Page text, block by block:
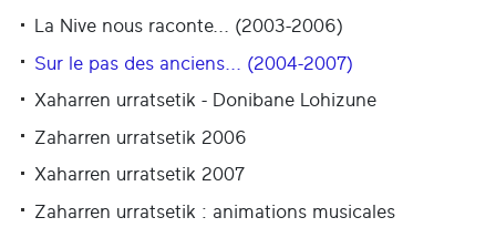
La Nive nous raconte... (2003-2006)
Sur le pas des anciens... (2004-2007)
Xaharren urratsetik - Donibane Lohizune
Zaharren urratsetik 2006
Xaharren urratsetik 2007
Zaharren urratsetik : animations musicales